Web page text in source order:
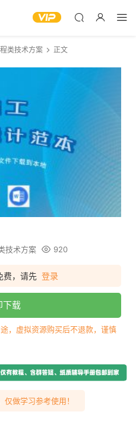
类技术方案 正文
技术方案 920
费，请先 登录
下载
，虚拟资源购买后不退款，谨慎
仅做学习参考使用！